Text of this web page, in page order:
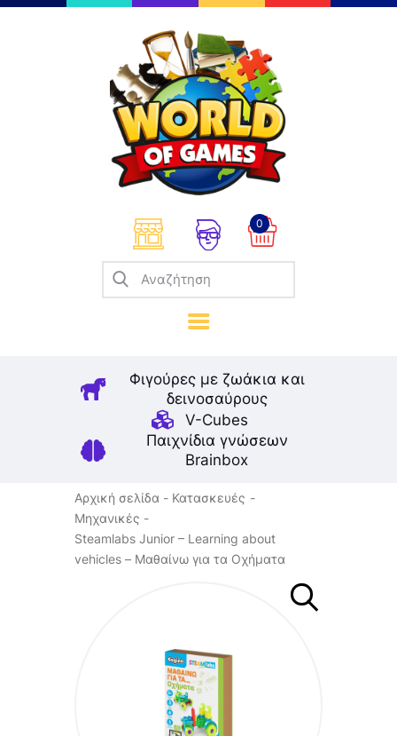
0
Φιγούρες με ζωάκια και
δεινοσαύρους
V-Cubes
Παιχνίδια γνώσεων
Brainbox
Επιτραπέζια
Παζλ
Παιχνίδια Καρτών
Σπαζοκεφαλιές
Κατασκευές
Καλλιτεχνικά
Μοντελισμός
Βιβλία
Παιχνίδια Ρόλων
Αρχική σελίδα
Κατασκευές
Μηχανικές
Steamlabs Junior – Learning about
vehicles – Μαθαίνω για τα Οχήματα